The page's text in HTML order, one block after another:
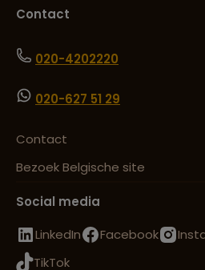
Contact
020-4202220
020-627 51 29
Contact
Bezoek Belgische site
Social media
LinkedIn
Facebook
TikTok